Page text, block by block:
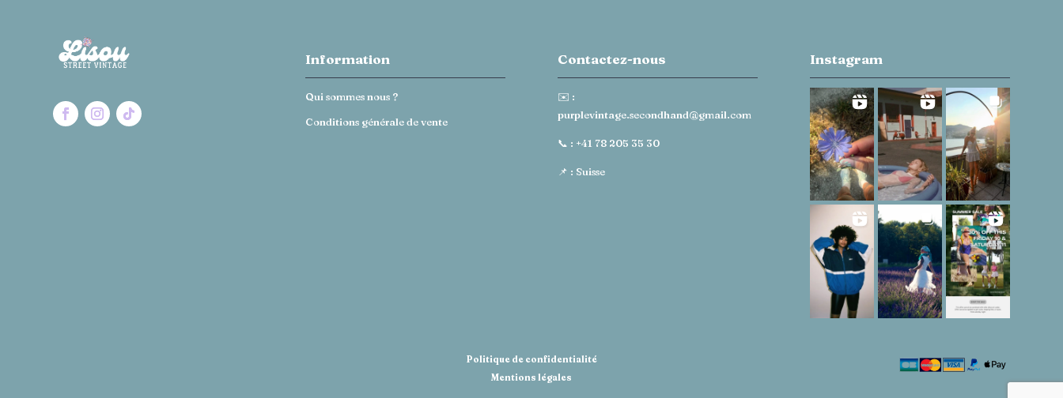
Information
Qui sommes nous ?
Conditions générale de vente
Contactez-nous
✉️ :
purplevintage.secondhand@gmail.com
📞 : +41 78 205 35 30
📌 : Suisse
Instagram
Politique de confidentialité
Mentions légales